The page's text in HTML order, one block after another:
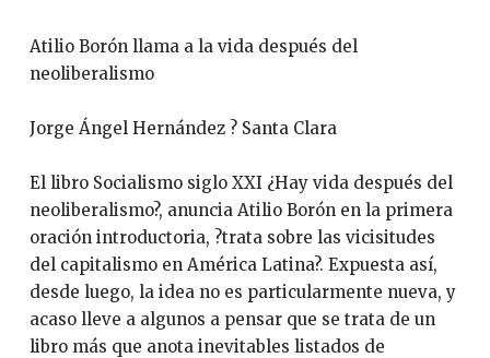
Atilio Borón llama a la vida después del
neoliberalismo
Jorge Ángel Hernández ? Santa Clara
El libro Socialismo siglo XXI ¿Hay vida después del
neoliberalismo?, anuncia Atilio Borón en la primera
oración introductoria, ?trata sobre las vicisitudes
del capitalismo en América Latina?. Expuesta así,
desde luego, la idea no es particularmente nueva, y
acaso lleve a algunos a pensar que se trata de un
libro más que anota inevitables listados de